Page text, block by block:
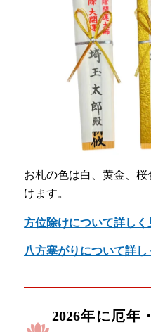
お札の色は白、黄金、
けます。
方位除けについて詳しく
八方塞がりについて詳し
2026年に厄年